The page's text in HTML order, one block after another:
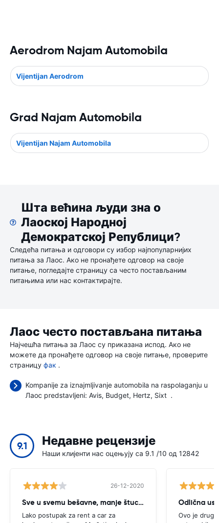
Aerodrom Najam Automobila
Vijentijan Aerodrom
Grad Najam Automobila
Vijentijan Najam Automobila
Шта већина људи зна о
Лаоској Народној
Демократској Републици?
Следећа питања и одговори су избор најпопуларнијих
питања за Лаос. Ако не пронађете одговор на своје
питање, погледајте страницу са често постављаним
питањима или нас контактирајте.
Лаос често постављана питања
Најчешћа питања за Лаос су приказана испод. Ако не
можете да пронађете одговор на своје питање, проверите
страницу фак .
Kompanije za iznajmljivanje automobila na raspolaganju u
Лаос predstavljeni: Avis Budget Hertz Sixt .
9.1 Недавне рецензије
Наши клијенти нас оцењују са 9.1 /10 од 12842
26-12-2020
Sve u svemu bešavne, manje štucanje
Lako postupak za rent a car za
Odlična
Ovo je drugi